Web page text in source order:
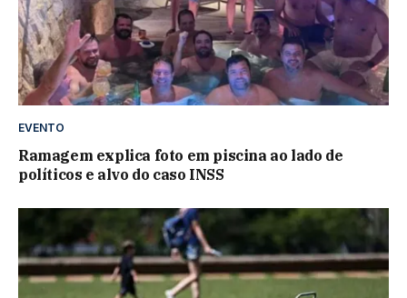
EVENTO
Ramagem explica foto em piscina ao lado de
políticos e alvo do caso INSS